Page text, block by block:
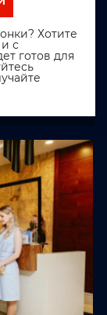
Хотите
с
готов для